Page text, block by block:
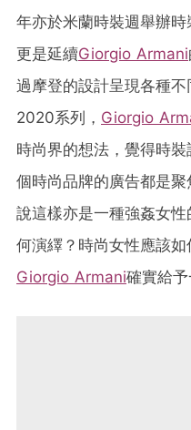
年亦於米蘭時裝週舉辦時
更是延續Giorgio Armani
過摩登的設計呈現各種
2020系列， Giorgio
時尚界的想法，覺得時
個時尚品牌的廣告都是
說這樣亦是一種強姦女
何演繹？時尚女性應該
Giorgio Armani確實給予